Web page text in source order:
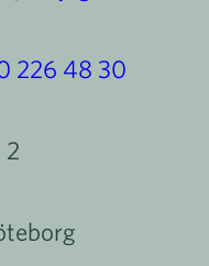
226 48 30
2